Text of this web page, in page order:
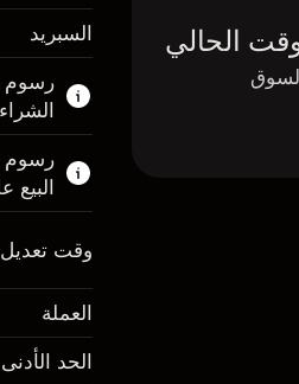
الحالي
هذا
اعرف
عقود
السبريد
رسوم
الشراء
رسوم
وقت
العملة
الحد